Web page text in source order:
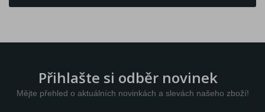
Přihlašte si odběr novinek
Mějte přehled o aktuálních novinkách a slevách našeho zboží!